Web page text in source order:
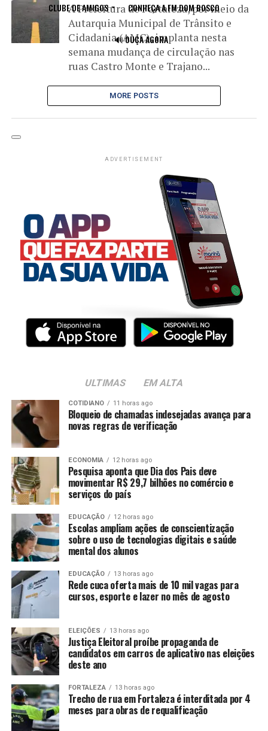
CLUBE DE AMIGOS CONHEÇA A FM DOM BOSCO
🔊 OUÇA AGORA
A Prefeitura de Fortaleza, por meio da
Autarquia Municipal de Trânsito e
Cidadania (AMC), implanta nesta
semana mudança de circulação nas
ruas Castro Monte e Trajano...
MORE POSTS
ADVERTISEMENT
ULTIMAS EM ALTA
COTIDIANO 11 horas ago
Bloqueio de chamadas indesejadas avança para
novas regras de verificação
ECONOMIA 12 horas ago
Pesquisa aponta que Dia dos Pais deve
movimentar R$ 29,7 bilhões no comércio e
serviços do país
EDUCAÇÃO 12 horas ago
Escolas ampliam ações de conscientização
sobre o uso de tecnologias digitais e saúde
mental dos alunos
EDUCAÇÃO 13 horas ago
Rede cuca oferta mais de 10 mil vagas para
cursos, esporte e lazer no mês de agosto
ELEIÇÕES 13 horas ago
Justiça Eleitoral proíbe propaganda de
candidatos em carros de aplicativo nas eleições
deste ano
FORTALEZA 13 horas ago
Trecho de rua em Fortaleza é interditada por 4
meses para obras de requalificação